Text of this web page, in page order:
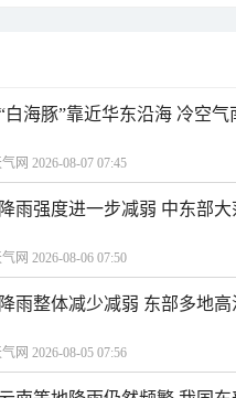
白海豚”靠近华东沿海 冷空
网 2026-08-07 07:45
雨强度进一步减弱 中东部
网 2026-08-06 07:50
雨整体减少减弱 东部多地
网 2026-08-05 07:56